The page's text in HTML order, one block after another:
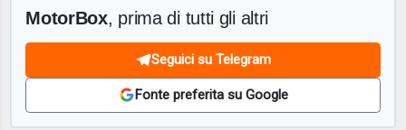
MotorBox, prima di tutti gli altri
Seguici su Telegram
Fonte preferita su Google